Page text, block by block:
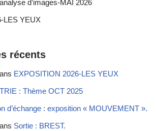
d’images-MAI 2026
LES YEUX
récents
EXPOSITION 2026-LES YEUX
: Thème OCT 2025
d’échange : exposition « MOUVEMENT ».
Sortie : BREST.